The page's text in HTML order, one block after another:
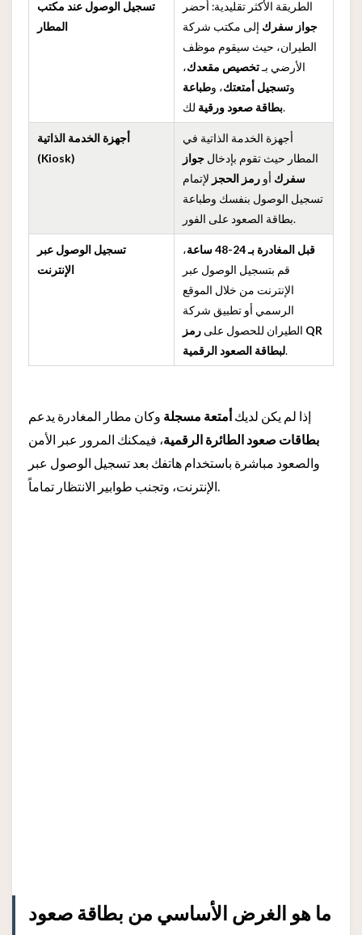
تسجيل الوصول عند مكتب
المطار
الطريقة الأكثر تقليدية: أحضر
جواز سفرك إلى مكتب شركة
الطيران، حيث سيقوم موظف
الأرضي بـتخصيص مقعدك،
وتسجيل أمتعتك، وطباعة
بطاقة صعود ورقيةلك.
أجهزة الخدمة الذاتية
(Kiosk)
أجهزة الخدمة الذاتية في
المطار حيث تقوم بإدخال جواز
سفرك أو رمز الحجز لإتمام
تسجيل الوصول بنفسك وطباعة
بطاقة الصعود على الفور.
تسجيل الوصول عبر
الإنترنت
قبل المغادرة بـ 24-48 ساعة
،
قم بتسجيل الوصول عبر
الإنترنت من خلال الموقع
الرسمي أو تطبيق شركة
الطيران للحصول على رمز QR
لبطاقة الصعود الرقمية.
إذا لم يكن لديكأمتعة مسجلة وكان مطار المغادرة يدعم
بطاقات صعود الطائرة الرقمية، فيمكنك المرور عبر الأمن
والصعود مباشرة باستخدام هاتفك بعد تسجيل الوصول عبر
ما هو الغرض الأساسي من بطاقة صعود